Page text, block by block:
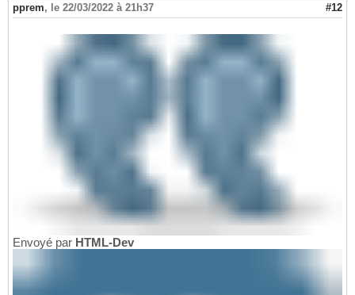
pprem, le 22/03/2022 à 21h37 #12
Envoyé par HTML-Dev